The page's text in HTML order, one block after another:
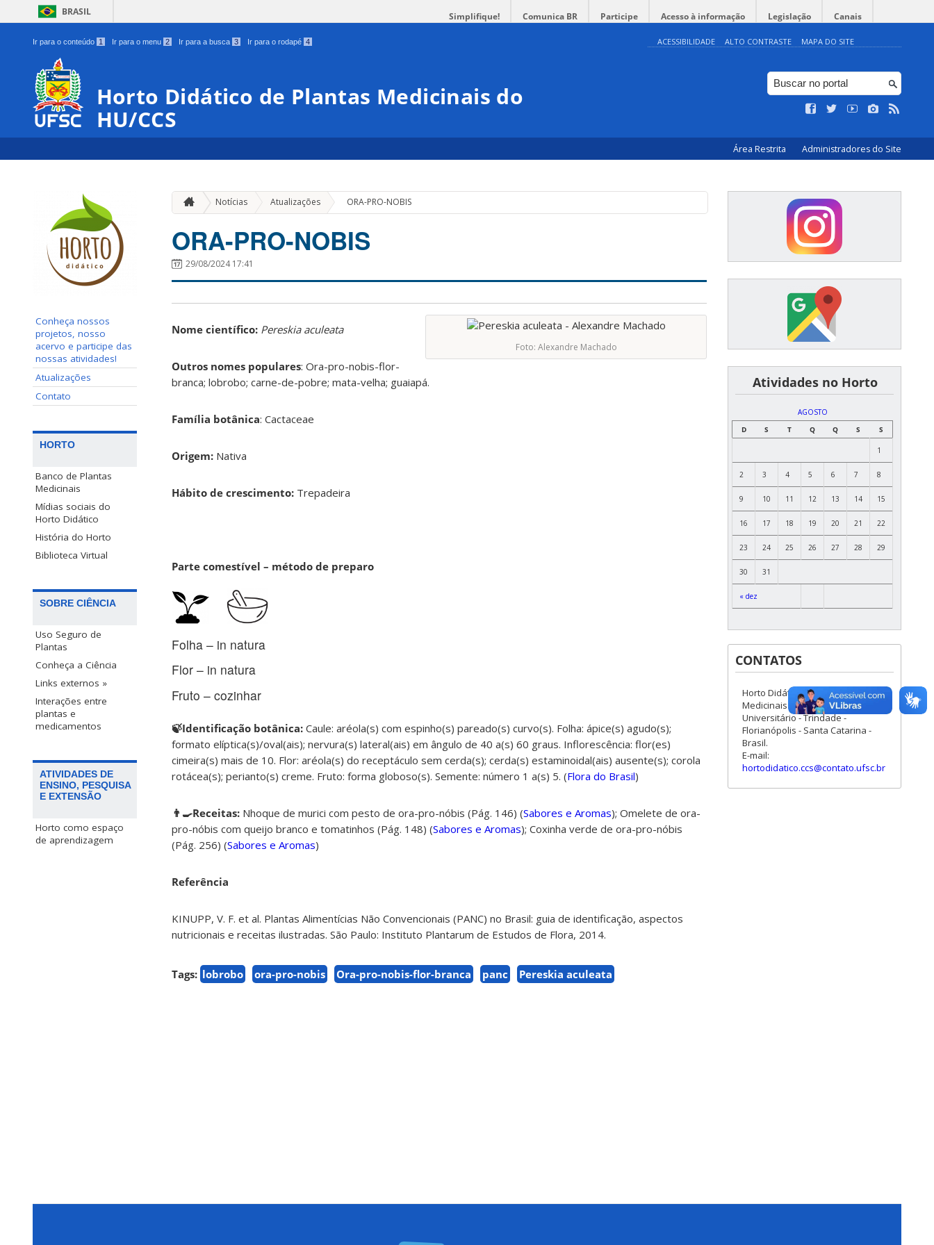
BRASIL Simplifique! Comunica BR Participe Acesso à informação Legislação Canais
Ir para o conteúdo 1 Ir para o menu 2 Ir para a busca 3 Ir para o rodapé 4 ACESSIBILIDADE ALTO CONTRASTE MAPA DO SITE
Horto Didático de Plantas Medicinais do
HU/CCS
Área Restrita Administradores do Site
Conheça nossos
projetos, nosso
acervo e participe das
nossas atividades!
Atualizações
Contato
HORTO
Banco de Plantas
Medicinais
Mídias sociais do
Horto Didático
História do Horto
Biblioteca Virtual
SOBRE CIÊNCIA
Uso Seguro de
Plantas
Conheça a Ciência
Links externos »
Interações entre
plantas e
medicamentos
ATIVIDADES DE
ENSINO, PESQUISA
E EXTENSÃO
Horto como espaço
de aprendizagem
Notícias Atualizações » ORA-PRO-NOBIS
ORA-PRO-NOBIS
29/08/2024 17:41
Foto: Alexandre Machado
Nome científico: Pereskia aculeata
Outros nomes populares: Ora-pro-nobis-flor-
branca; lobrobo; carne-de-pobre; mata-velha; guaiapá.
Família botânica: Cactaceae
Origem: Nativa
Hábito de crescimento: Trepadeira
Parte comestível – método de preparo
Folha – in natura
Flor – in natura
Fruto – cozinhar
🍃Identificação botânica: Caule: aréola(s) com espinho(s) pareado(s) curvo(s). Folha: ápice(s) agudo(s);
formato elíptica(s)/oval(ais); nervura(s) lateral(ais) em ângulo de 40 a(s) 60 graus. Inflorescência: flor(es)
cimeira(s) mais de 10. Flor: aréola(s) do receptáculo sem cerda(s); cerda(s) estaminoidal(ais) ausente(s); corola
rotácea(s); perianto(s) creme. Fruto: forma globoso(s). Semente: número 1 a(s) 5. (Flora do Brasil)
👨‍🍳Receitas: Nhoque de murici com pesto de ora-pro-nóbis (Pág. 146) (Sabores e Aromas); Omelete de ora-
pro-nóbis com queijo branco e tomatinhos (Pág. 148) (Sabores e Aromas); Coxinha verde de ora-pro-nóbis
(Pág. 256) (Sabores e Aromas)
Referência
KINUPP, V. F. et al. Plantas Alimentícias Não Convencionais (PANC) no Brasil: guia de identificação, aspectos
nutricionais e receitas ilustradas. São Paulo: Instituto Plantarum de Estudos de Flora, 2014.
Tags: lobrobo ora-pro-nobis Ora-pro-nobis-flor-branca panc Pereskia aculeata
͏ ͏ ͏ ͏ ͏ ͏Atividades no Horto
AGOSTO
D
S T Q Q S S
« dez
1
2 3 4 5 6 7 8
9 10 11 12 13 14 15
16 17 18 19 20 21 22
23 24 25 26 27 28 29
30 31
CONTATOS
Horto Didático de Plantas
Medicinais do HU/CCS - Campus
Universitário - Trindade -
Florianópolis - Santa Catarina -
Brasil.
E-mail:
hortodidatico.ccs@contato.ufsc.br